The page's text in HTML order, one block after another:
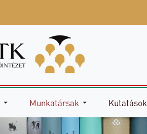
Munkatársak Kutatások